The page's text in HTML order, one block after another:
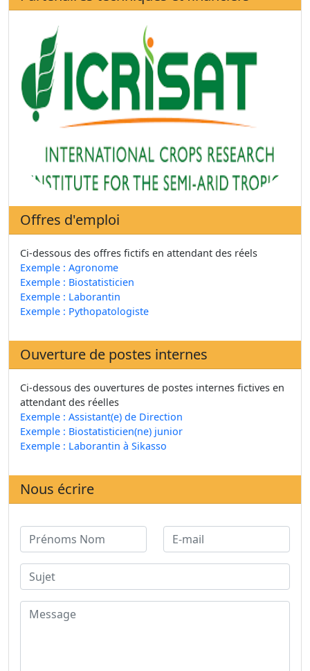
Offres d'emploi
Ci-dessous des offres fictifs en attendant des réels
Exemple : Agronome
Exemple : Biostatisticien
Exemple : Laborantin
Exemple : Pythopatologiste
Ouverture de postes internes
Ci-dessous des ouvertures de postes internes fictives en
attendant des réelles
Exemple : Assistant(e) de Direction
Exemple : Biostatisticien(ne) junior
Exemple : Laborantin à Sikasso
Nous écrire